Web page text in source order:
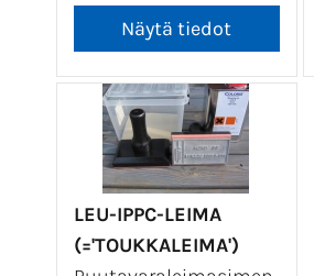
LEU-IPPC-LEIMA
(='TOUKKALEIMA')